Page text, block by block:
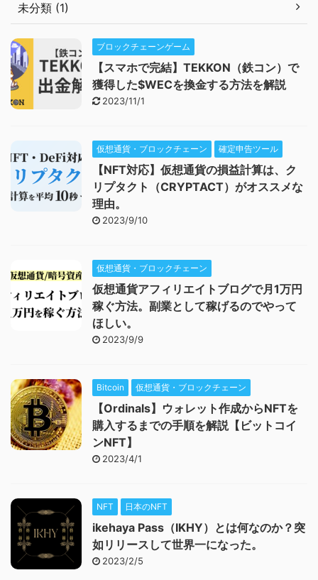
未分類 (1)
ブロックチェーンゲーム
【スマホで完結】TEKKON（鉄コン）で
獲得した$WECを換金する方法を解説
2023/11/1
仮想通貨・ブロックチェーン 確定申告ツール
【NFT対応】仮想通貨の損益計算は、ク
リプタクト（CRYPTACT）がオススメな
理由。
2023/9/10
仮想通貨・ブロックチェーン
仮想通貨アフィリエイトブログで月1万円
稼ぐ方法。副業として稼げるのでやって
ほしい。
2023/9/9
Bitcoin 仮想通貨・ブロックチェーン
【Ordinals】ウォレット作成からNFTを
購入するまでの手順を解説【ビットコイ
ンNFT】
2023/4/1
NFT 日本のNFT
ikehaya Pass（IKHY）とは何なのか？突
如リリースして世界一になった。
2023/2/5